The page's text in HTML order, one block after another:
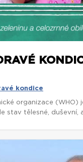
kondice
organizace (WHO)
stav tělesné, duševní,